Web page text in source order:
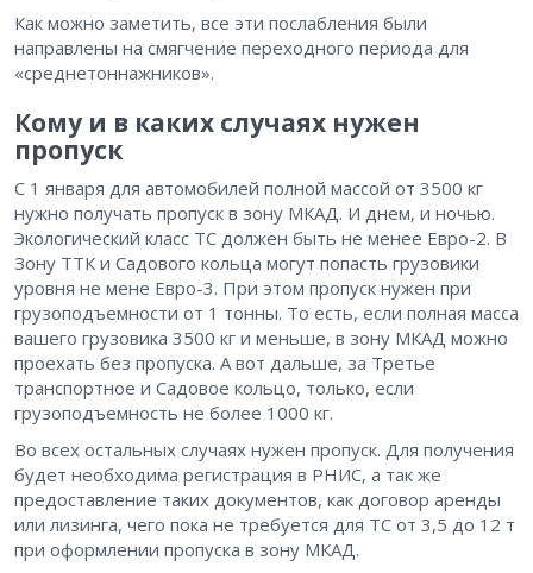
Как можно заметить, все эти послабления были
направлены на смягчение переходного периода для
«среднетоннажников».
Кому и в каких случаях нужен
пропуск
С 1 января для автомобилей полной массой от 3500 кг
нужно получать пропуск в зону МКАД. И днем, и ночью.
Экологический класс ТС должен быть не менее Евро-2. В
Зону ТТК и Садового кольца могут попасть грузовики
уровня не мене Евро-3. При этом пропуск нужен при
грузоподъемности от 1 тонны. То есть, если полная масса
вашего грузовика 3500 кг и меньше, в зону МКАД можно
проехать без пропуска. А вот дальше, за Третье
транспортное и Садовое кольцо, только, если
грузоподъемность не более 1000 кг.
Во всех остальных случаях нужен пропуск. Для получения
будет необходима регистрация в РНИС, а так же
предоставление таких документов, как договор аренды
или лизинга, чего пока не требуется для ТС от 3,5 до 12 т
при оформлении пропуска в зону МКАД.